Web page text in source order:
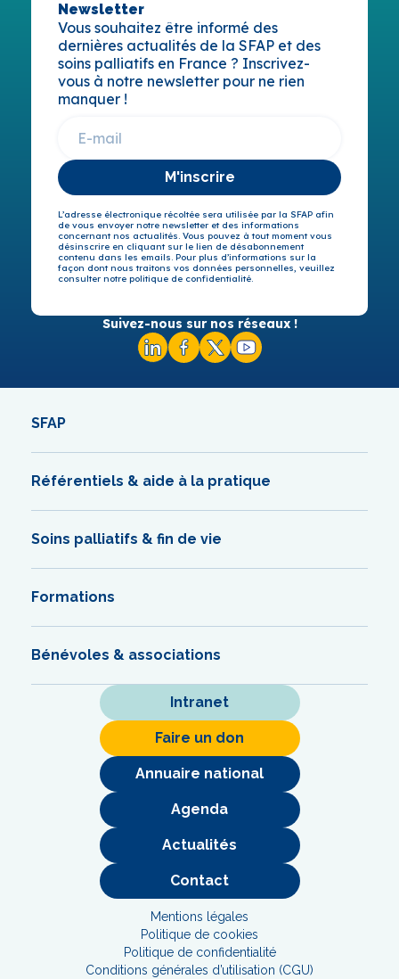
Newsletter
Vous souhaitez être informé des
dernières actualités de la SFAP et des
soins palliatifs en France ? Inscrivez-
vous à notre newsletter pour ne rien
manquer !
M'inscrire
L’adresse électronique récoltée sera utilisée par la SFAP afin
de vous envoyer notre newsletter et des informations
concernant nos actualités. Vous pouvez à tout moment vous
désinscrire en cliquant sur le lien de désabonnement
contenu dans les emails. Pour plus d’informations sur la
façon dont nous traitons vos données personnelles, veuillez
consulter notre politique de confidentialité.
Suivez-nous sur nos réseaux !
SFAP
Référentiels & aide à la pratique
Soins palliatifs & fin de vie
Formations
Bénévoles & associations
Intranet
Faire un don
Annuaire national
Agenda
Actualités
Contact
Mentions légales
Politique de cookies
Politique de confidentialité
Conditions générales d’utilisation (CGU)